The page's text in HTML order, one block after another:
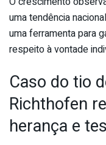
uma tendência
uma ferramenta para
respeito à vontade
Caso do tio
Richthofen
herança e